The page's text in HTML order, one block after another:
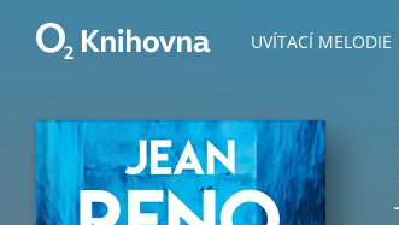
UVÍTACÍ MELODIE